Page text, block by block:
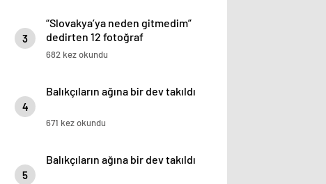
3
“Slovakya’ya neden gitmedim”
dedirten 12 fotoğraf
682 kez okundu
4
Balıkçıların ağına bir dev takıldı
671 kez okundu
5
Balıkçıların ağına bir dev takıldı